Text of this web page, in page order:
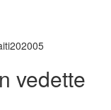
vedette